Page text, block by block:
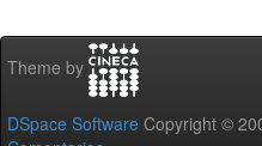
Theme by
DSpace Software Copyright ©